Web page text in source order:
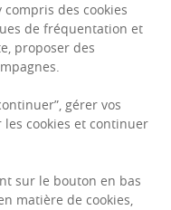
Livraison
Emballage anti-
des cookies
de fréquentation et
proposer des
gérer vos
les cookies et continuer
sur le bouton en bas
matière de cookies,